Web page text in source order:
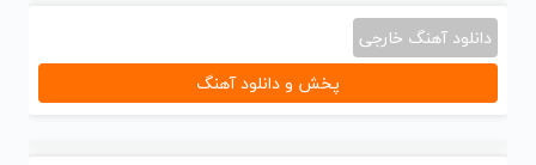
دانلود آهنگ خارجی
پخش و دانلود آهنگ